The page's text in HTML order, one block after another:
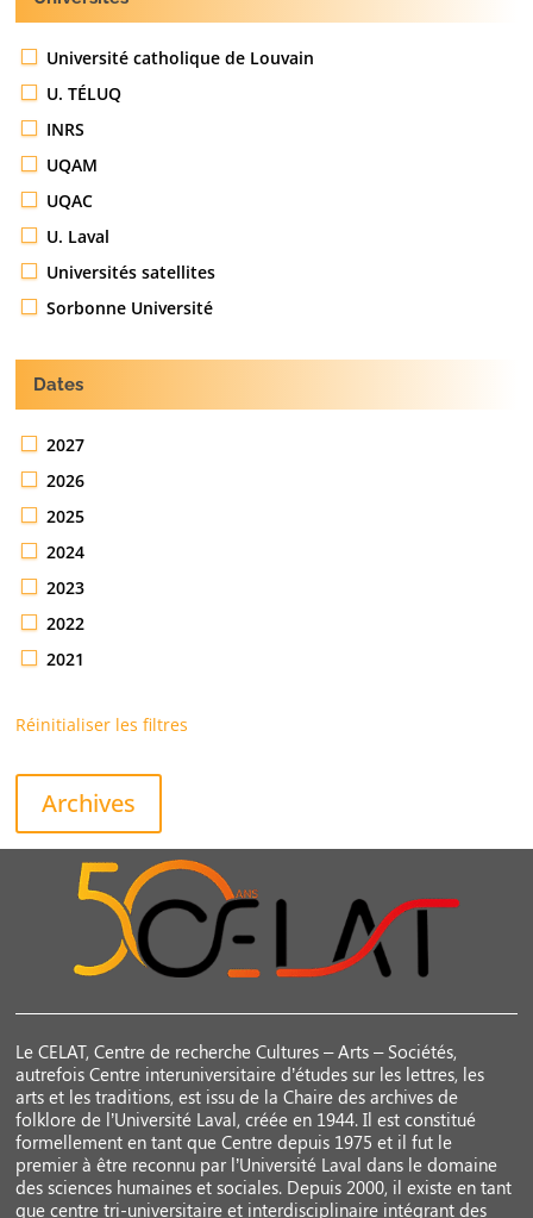
Université catholique de Louvain
U. TÉLUQ
INRS
UQAM
UQAC
U. Laval
Universités satellites
Sorbonne Université
Dates
2027
2026
2025
2024
2023
2022
2021
Réinitialiser les filtres
Archives
Le CELAT, Centre de recherche Cultures – Arts – Sociétés,
autrefois Centre interuniversitaire d’études sur les lettres, les
arts et les traditions, est issu de la Chaire des archives de
folklore de l’Université Laval, créée en 1944. Il est constitué
formellement en tant que Centre depuis 1975 et il fut le
premier à être reconnu par l’Université Laval dans le domaine
des sciences humaines et sociales. Depuis 2000, il existe en tant
que centre tri-universitaire et interdisciplinaire intégrant des